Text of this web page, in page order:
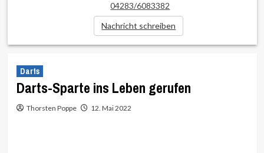
Darts
Darts-Sparte ins Leben gerufen
Thorsten Poppe 12. Mai 2022
04283/6083382
Nachricht schreiben